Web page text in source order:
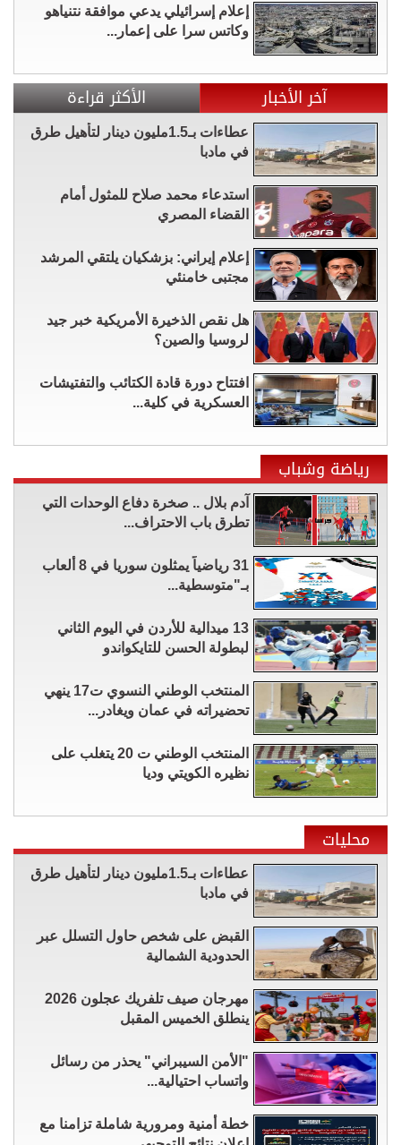
إعلام إسرائيلي يدعي موافقة نتنياهو
وكاتس سرا على إعمار...
آخر الأخبار الأكثر قراءة
عطاءات بـ1.5مليون دينار لتأهيل طرق
في مادبا
استدعاء محمد صلاح للمثول أمام
القضاء المصري
إعلام إيراني: بزشكيان يلتقي المرشد
مجتبى خامنئي
هل نقص الذخيرة الأمريكية خبر جيد
لروسيا والصين؟
افتتاح دورة قادة الكتائب والتفتيشات
العسكرية في كلية...
رياضة وشباب
آدم بلال .. صخرة دفاع الوحدات التي
تطرق باب الاحتراف...
31 رياضياً يمثلون سوريا في 8 ألعاب
بـ"متوسطية...
13 ميدالية للأردن في اليوم الثاني
لبطولة الحسن للتايكواندو
المنتخب الوطني النسوي ت17 ينهي
تحضيراته في عمان ويغادر...
المنتخب الوطني ت 20 يتغلب على
نظيره الكويتي وديا
محليات
عطاءات بـ1.5مليون دينار لتأهيل طرق
في مادبا
القبض على شخص حاول التسلل عبر
الحدودية الشمالية
مهرجان صيف تلفريك عجلون 2026
ينطلق الخميس المقبل
"الأمن السيبراني" يحذر من رسائل
واتساب احتيالية...
خطة أمنية ومرورية شاملة تزامنا مع